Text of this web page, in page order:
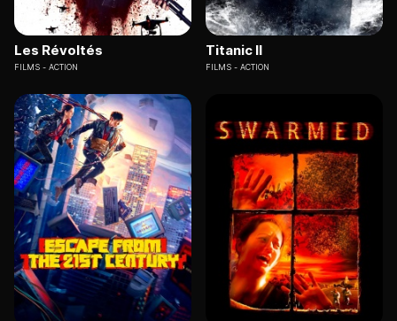
Les Révoltés
FILMS ACTION
Titanic II
FILMS ACTION